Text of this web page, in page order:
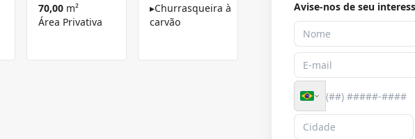
70,00 m²
Área Privativa
▸Churrasqueira à
carvão
Avise-nos de seu